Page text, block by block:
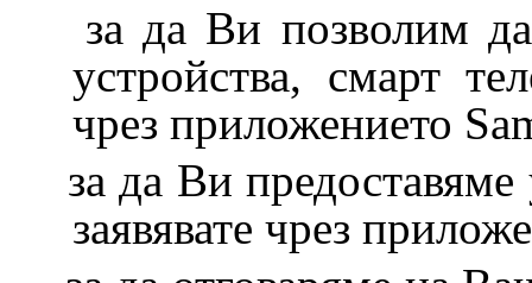
за да Ви позволим
устройства, смарт
чрез приложението
за да Ви
заявявате чрез